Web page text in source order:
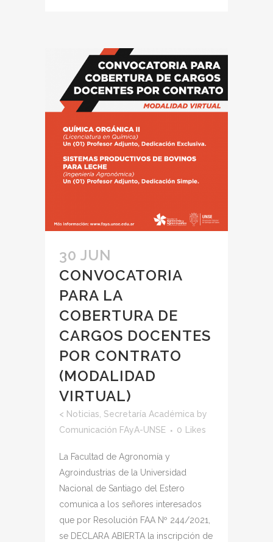
30 JUN
CONVOCATORIA
PARA LA
COBERTURA DE
CARGOS DOCENTES
POR CONTRATO
(MODALIDAD
VIRTUAL)
< Noticias, Secretaría Académica by
Comunicación FAyA-UNSE
0 Likes
La Facultad de Agronomía y
Agroindustrias de la Universidad
Nacional de Santiago del Estero
comunica a los señores interesados
que por Resolución FAA Nº 244/2021,
se DECLARA ABIERTA la inscripción de